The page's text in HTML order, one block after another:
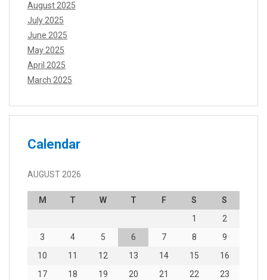
August 2025
July 2025
June 2025
May 2025
April 2025
March 2025
Calendar
AUGUST 2026
M T W T F S
S
1
2
3
4 5 6 7 8
9
10
11 12 13 14 15
16
17
18 19 20 21 22
23